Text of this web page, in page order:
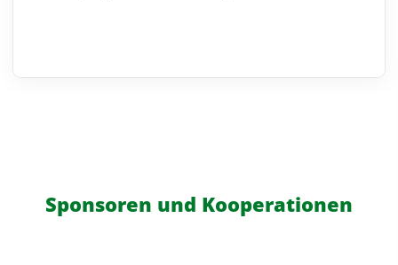
Sponsoren und Kooperationen